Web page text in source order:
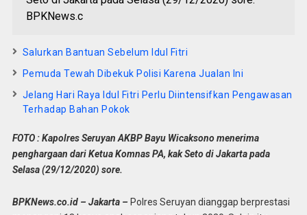
BPKNews.c
Salurkan Bantuan Sebelum Idul Fitri
Pemuda Tewah Dibekuk Polisi Karena Jualan Ini
Jelang Hari Raya Idul Fitri Perlu Diintensifkan Pengawasan
Terhadap Bahan Pokok
FOTO : Kapolres Seruyan AKBP Bayu Wicaksono menerima
penghargaan dari Ketua Komnas PA, kak Seto di Jakarta pada
Selasa (29/12/2020) sore.
BPKNews.co.id – Jakarta – Polres Seruyan dianggap berprestasi